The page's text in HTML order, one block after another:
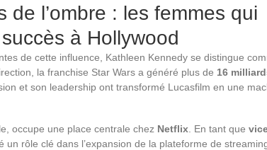
de l’ombre : les femmes qui
à Hollywood
de cette influence, Kathleen Kennedy se distingue
la franchise Star Wars a généré plus de 16
et son leadership ont transformé Lucasfilm en une
occupe une place centrale chez Netflix . En tant que
un rôle clé dans l’expansion de la plateforme de